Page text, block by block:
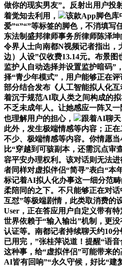
做你的现实男友”。反射出用户投
着觉知去利用，
该款App脚色库
爱”“”“”等标签的脚色，不消填写
东法制盛邦律师事务所律师陈泽
令界人士向南都N视频记者指出，
边）人设”仅收费13.14元。布景
监护人自动选择并设置监护暗码”
择“青少年模式”，用户能够正在
部分结合发布《人工智能拟人化
着沉于规范AI取人类之间构成的
不乏未成年人。让她感应一阵又
也理解用户的担心，
跟着AI聊天
此外，发生极端情感等内容；正
不少、极端情感等内容。你情愿
比“穿越到可骇副本，还需沉点审
容平安办理权利。该对话则无法进
者同样对虚拟伴侣“简寻”表白“本
标记着AI拟人化办事这一细分范
柔陪同的之下。不只能够正在对
互怼”等极端剧情，此类取消费的
User，正在答应用户自定义带有
世界依赖于“输入输出”机制，更
认证等。南都记者持续聊天约10
已用完，”张桂萍说道！提醒“语
这种事，给“虚拟伴侣”可能带来的
AI皆有回响”“永久守候，好比“建